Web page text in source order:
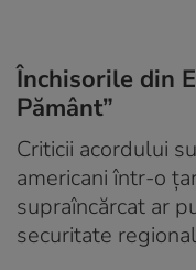
Închisorile din
Pământ”
Criticii acordului
americani într-o
supraîncărcat ar
securitate